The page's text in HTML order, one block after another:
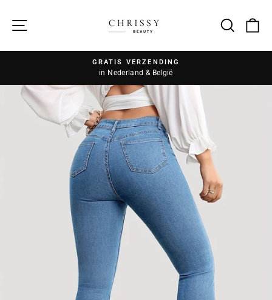
Zoek
GRATIS VERZENDING
in Nederland & België